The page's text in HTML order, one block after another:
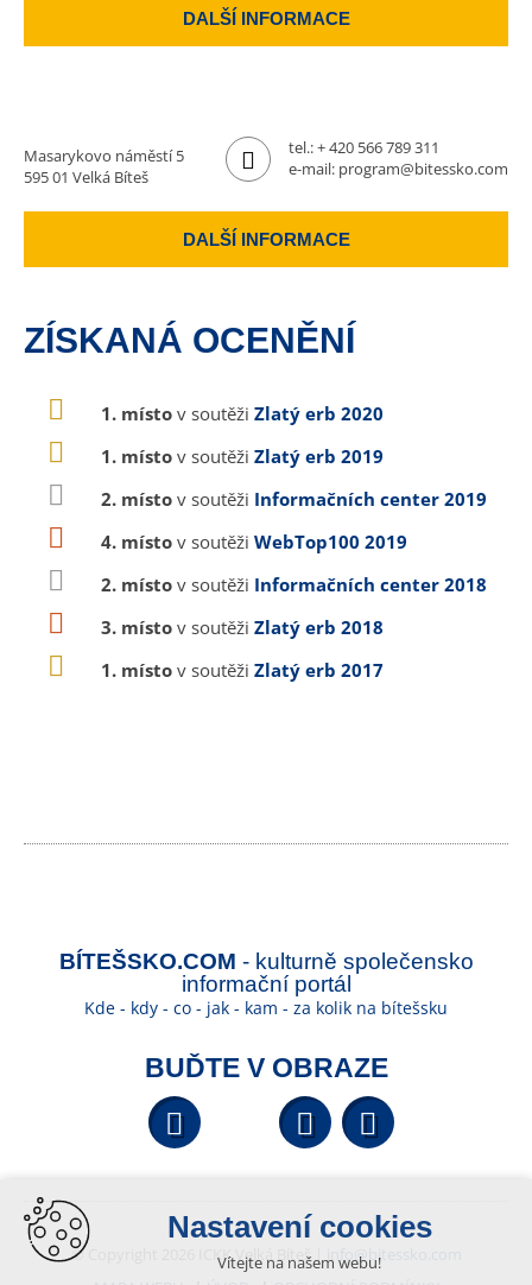
DALŠÍ INFORMACE
Masarykovo náměstí 5
595 01 Velká Bíteš
tel.:+ 420 566 789 311
e-mail: program@bitessko.com
DALŠÍ INFORMACE
ZÍSKANÁ OCENĚNÍ
1. místo v soutěži Zlatý erb 2020
1. místo v soutěži Zlatý erb 2019
2. místo v soutěži Informačních center 2019
4. místo v soutěži WebTop100 2019
2. místo v soutěži Informačních center 2018
3. místo v soutěži Zlatý erb 2018
1. místo v soutěži Zlatý erb 2017
BÍTEŠSKO.COM - kulturně společensko
informační portál
Kde - kdy - co - jak - kam - za kolik na bítešsku
BUĎTE V OBRAZE
Facebook YouTube
© Copyright 2026 ICKK Velká Bíteš |
info@bitessko.com
Nastavení cookies
Vítejte na našem webu!